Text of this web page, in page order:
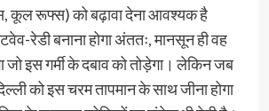
कूल रूफ्स) को बढ़ावा देना आवश्यक है
रेडी बनाना होगा अंततः, मानसून ही वह
जो इस गर्मी के दबाव को तोड़ेगा। लेकिन जब
को इस चरम तापमान के साथ जीना होगा